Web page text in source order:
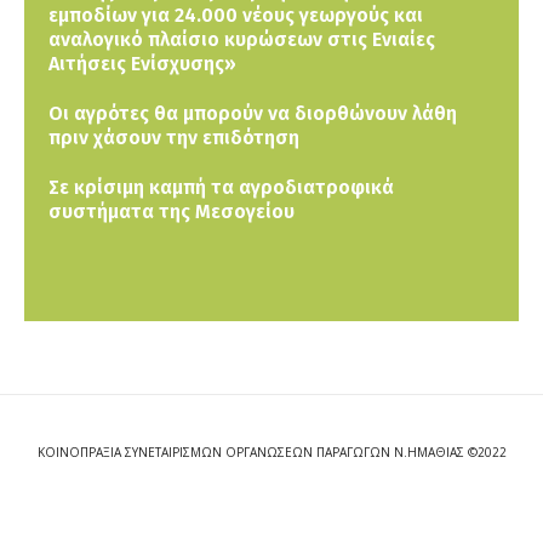
εμποδίων για 24.000 νέους γεωργούς και
αναλογικό πλαίσιο κυρώσεων στις Ενιαίες
Αιτήσεις Ενίσχυσης»
Οι αγρότες θα μπορούν να διορθώνουν λάθη
πριν χάσουν την επιδότηση
Σε κρίσιμη καμπή τα αγροδιατροφικά
συστήματα της Μεσογείου
ΚΟΙΝΟΠΡΑΞΙΑ ΣΥΝΕΤΑΙΡΙΣΜΩΝ ΟΡΓΑΝΩΣΕΩΝ ΠΑΡΑΓΩΓΩΝ Ν.ΗΜΑΘΙΑΣ ©2022